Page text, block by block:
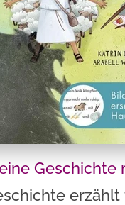
Geschichte
erzählt